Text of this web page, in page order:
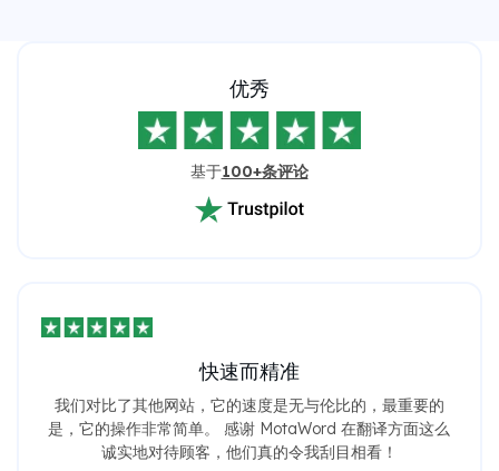
优秀
基于100+条评论
快速而精准
我们对比了其他网站，它的速度是无与伦比的，最重要的
是，它的操作非常简单。 感谢 MotaWord 在翻译方面这么
诚实地对待顾客，他们真的令我刮目相看！